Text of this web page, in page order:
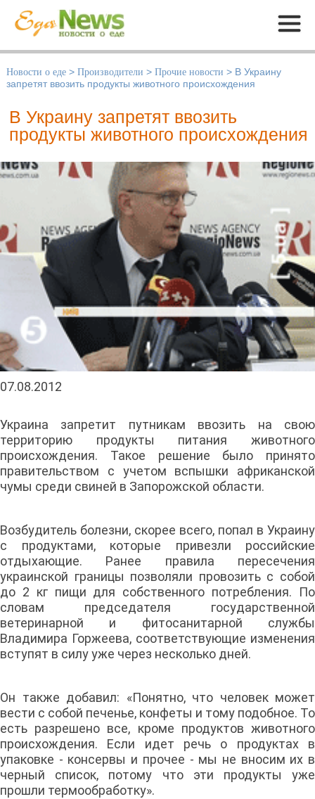
Меню
Новости о еде > Производители > Прочие новости > В Украину
запретят ввозить продукты животного происхождения
В Украину запретят ввозить
продукты животного происхождения
07.08.2012
Украина запретит путникам ввозить на свою
территорию продукты питания животного
происхождения. Такое решение было принято
правительством с учетом вспышки африканской
чумы среди свиней в Запорожской области.
Возбудитель болезни, скорее всего, попал в Украину
с продуктами, которые привезли российские
отдыхающие. Ранее правила пересечения
украинской границы позволяли провозить с собой
до 2 кг пищи для собственного потребления. По
словам председателя государственной
ветеринарной и фитосанитарной службы
Владимира Горжеева, соответствующие изменения
вступят в силу уже через несколько дней.
Он также добавил: «Понятно, что человек может
вести с собой печенье, конфеты и тому подобное. То
есть разрешено все, кроме продуктов животного
происхождения. Если идет речь о продуктах в
упаковке - консервы и прочее - мы не вносим их в
черный список, потому что эти продукты уже
прошли термообработку».